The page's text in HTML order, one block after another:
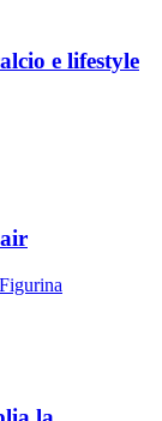
e lifestyle